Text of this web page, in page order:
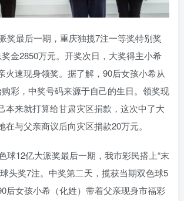
奖最后一期，重庆独揽7注一等奖特别奖
金2850万元。开奖次日，大奖得主小希
火速现身领奖。据了解，90后女孩小希从
彩，中奖号码来源于自己的生日。领奖现
本来就打算给甘肃灾区捐款，这次中了大
在与父亲商议后向灾区捐款20万元。
球12亿大派奖最后一期，我市彩民搭上“末
头奖7注。中奖第二天，揽获当期双色球5
后女孩小希（化姓）带着父亲现身市福彩